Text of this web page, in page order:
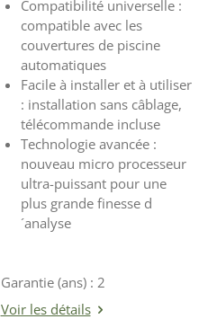
Compatibilité universelle :
compatible avec les
couvertures de piscine
automatiques
Facile à installer et à utiliser
: installation sans câblage,
télécommande incluse
Technologie avancée :
nouveau micro processeur
ultra-puissant pour une
plus grande finesse d
´analyse
Garantie (ans) : 2
Voir les détails